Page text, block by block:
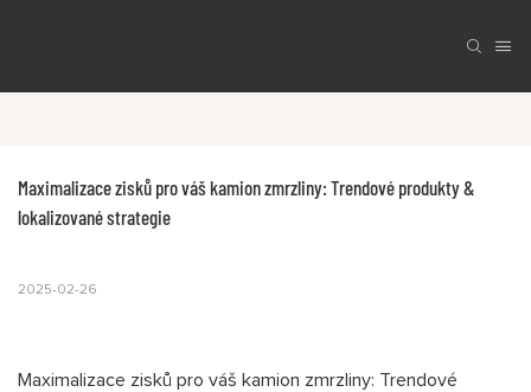
Maximalizace zisků pro váš kamion zmrzliny: Trendové produkty &
lokalizované strategie
2025-02-26
Maximalizace zisků pro váš kamion zmrzliny: Trendové